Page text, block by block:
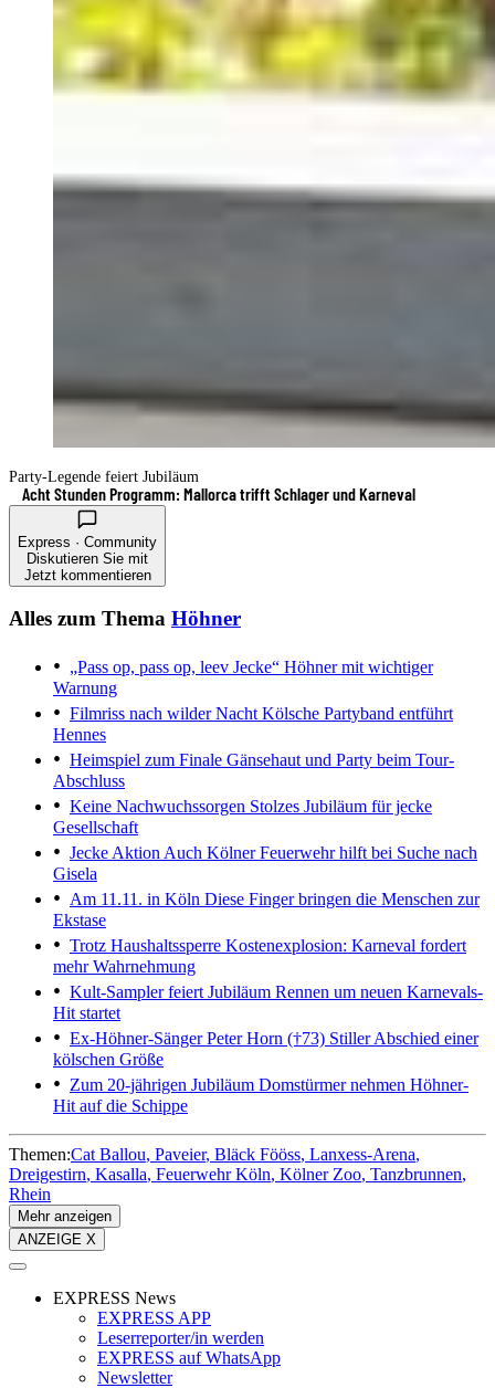
Party-Legende feiert Jubiläum
Acht Stunden Programm: Mallorca trifft Schlager und Karneval
Express · Community
Diskutieren Sie mit
Jetzt kommentieren
Alles zum Thema Höhner
„Pass op, pass op, leev Jecke“ Höhner mit wichtiger
Warnung
Filmriss nach wilder Nacht Kölsche Partyband entführt
Hennes
Heimspiel zum Finale Gänsehaut und Party beim Tour-
Abschluss
Keine Nachwuchssorgen Stolzes Jubiläum für jecke
Gesellschaft
Jecke Aktion Auch Kölner Feuerwehr hilft bei Suche nach
Gisela
Am 11.11. in Köln Diese Finger bringen die Menschen zur
Ekstase
Trotz Haushaltssperre Kostenexplosion: Karneval fordert
mehr Wahrnehmung
Kult-Sampler feiert Jubiläum Rennen um neuen Karnevals-
Hit startet
Ex-Höhner-Sänger Peter Horn (†73) Stiller Abschied einer
kölschen Größe
Zum 20-jährigen Jubiläum Domstürmer nehmen Höhner-
Hit auf die Schippe
Themen:Cat Ballou Paveier Bläck Fööss Lanxess-Arena
Dreigestirn Kasalla Feuerwehr Köln Kölner Zoo Tanzbrunnen
Rhein
Mehr anzeigen
ANZEIGE X
EXPRESS News
EXPRESS APP
Leserreporter/in werden
EXPRESS auf WhatsApp
Newsletter